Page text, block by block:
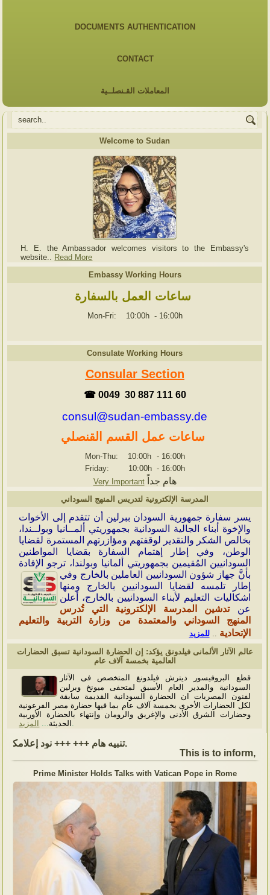
DOCUMENTS AUTHENTICATION
CONTACT
المعاملات القـنصلــية
Welcome to Sudan
H. E. the Ambassador welcomes visitors to the Embassy's
website..
Read More
Embassy Working Hours
ساعات العمل بالسفارة
Mon-Fri: 10:00h - 16:00h
Consulate Working Hours
Consular Section
☎ 0049 30 887 111 60
consul@sudan-embassy.de
ساعات عمل القسم القنصلي
Mon-Thu: 10:00h - 16:00h
Friday: 10:00h - 16:00h
Very Important
هام جداً
المدرسة الإلكترونية لتدريس المنهج السوداني
يسر سفارة جمهورية السودان ببرلين أن تتقدم إلى الأخوات
والإخوة أبناء الجالية السودانية بجمهوريتي ألمــانيا وبولــندا،
بخالص الشكر والتقدير لوقفتهم ومؤازرتهم المستمرة لقضايا
الوطن، وفي إطار إهتمام السفارة بقضايا المواطنين
السودانيين المُقيمين بجمهوريتي ألمانيا وبولندا، ترجو الإفادة
بأنَّ جهاز شؤون السودانيين العاملين بالخارج وفي
إطار تلمسه لقضايا السودانيين بالخارج ومنها
اشكاليات التعليم لأبناء السودانيين بالخارج، أعلن
عنتدشين المدرسة الإلكترونية التي تُدرس
المنهج السوداني والمعتمدة من وزارة التربية والتعليم
الإتحادية ..للمزيد
عالم الآثار الألمانى فيلدونق يؤكد: إن الحضارة السودانية تسبق الحضارات
العالمية بخمسة آلاف عام
قطع البروفيسور ديترش فيلدونغ المتخصص فى الآثار
السودانية والمدير العام الأسبق لمتحفى ميونخ وبرلين
لفنون المصريات ان الحضارة السودانية القديمة سابقة
لكل الحضارات الأخرى بخمسة آلاف عام بما فيها حضارة مصر الفرعونية
وحضارات الشرق الأدنى والإغريق والرومان وإنتهاء بالحضارة الأوربية
الحديثة
المزيد
This is to inform,
Prime Minister Holds Talks with Vatican Pope in Rome